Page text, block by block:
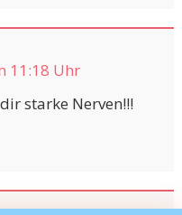
11:18 Uhr
starke Nerven!!!